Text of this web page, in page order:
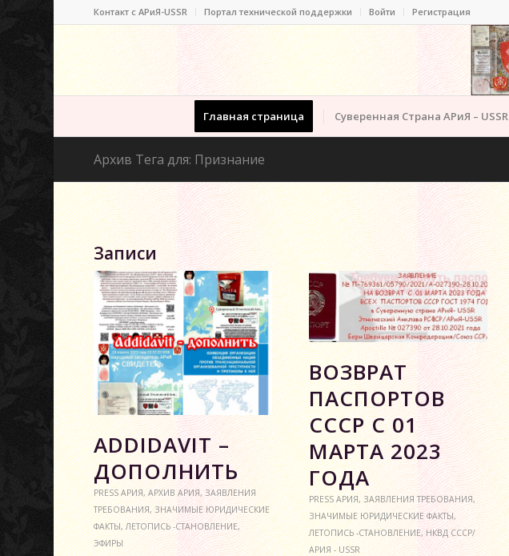
Контакт c АРиЯ-USSR Портал технической поддержки Войти Регистрация
Главная страница Суверенная Страна АРиЯ – USSR
Архив Тега для: Признание
Записи
АDDIDAVIT –
ДОПОЛНИТЬ
PRESS АРИЯ,АРХИВ АРИЯ,ЗАЯВЛЕНИЯ
ТРЕБОВАНИЯ,ЗНАЧИМЫЕ ЮРИДИЧЕСКИЕ
ФАКТЫ,ЛЕТОПИСЬ -СТАНОВЛЕНИЕ,
ЭФИРЫ
ВОЗВРАТ
ПАСПОРТОВ
СССР С 01
МАРТА 2023
ГОДА
PRESS АРИЯ,ЗАЯВЛЕНИЯ ТРЕБОВАНИЯ,
ЗНАЧИМЫЕ ЮРИДИЧЕСКИЕ ФАКТЫ,
ЛЕТОПИСЬ -СТАНОВЛЕНИЕ, НКВД СССР/
АРИЯ - USSR